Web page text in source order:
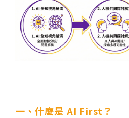
一、什麼是 AI First？